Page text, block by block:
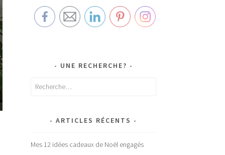
UNE RECHERCHE?
Rechercher :
ARTICLES RÉCENTS
Mes 12 idées cadeaux de Noël engagés